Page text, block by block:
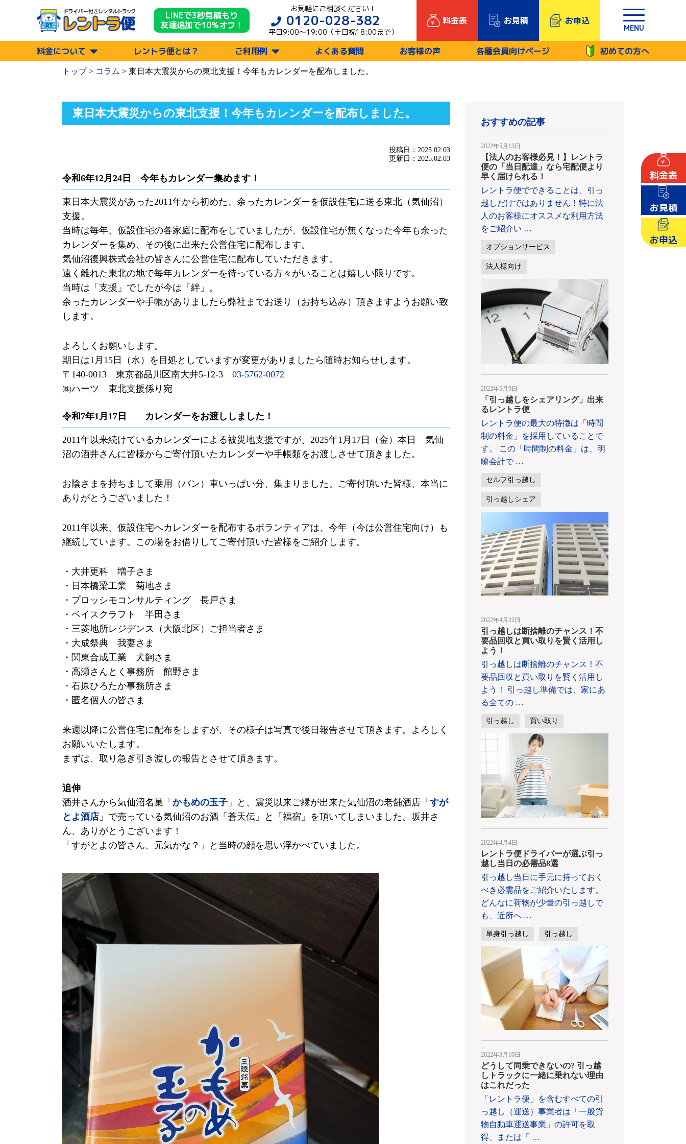
料金表
お見積
お申込
LINEで3秒見積もり
友達追加で10%オフ！
お気軽にご相談ください！
0120-028-382
平日9:00〜19:00（土日祝18:00まで）
料金表 お見積 お申込
MENU
料金について レントラ便とは？ ご利用例 よくある質問 お客様の声 各種会員向けページ 初めての方へ
トップ> コラム > 東日本大震災からの東北支援！今年もカレンダーを配布しました。
東日本大震災からの東北支援！今年もカレンダーを配布しました。
投稿日：2025.02.03
更新日：2025.02.03
令和6年12月24日 今年もカレンダー集めます！
東日本大震災があった2011年から初めた、余ったカレンダーを仮設住宅に送る東北（気仙沼）
支援。
当時は毎年、仮設住宅の各家庭に配布をしていましたが、仮設住宅が無くなった今年も余った
カレンダーを集め、その後に出来た公営住宅に配布します。
気仙沼復興株式会社の皆さんに公営住宅に配布していただきます。
遠く離れた東北の地で毎年カレンダーを待っている方々がいることは嬉しい限りです。
当時は「支援」でしたが今は「絆」。
余ったカレンダーや手帳がありましたら弊社までお送り（お持ち込み）頂きますようお願い致
します。
よろしくお願いします。
期日は1月15日（水）を目処としていますが変更がありましたら随時お知らせします。
〒140-0013 東京都品川区南大井5-12-3 03-5762-0072
㈱ハーツ 東北支援係り宛
令和7年1月17日 カレンダーをお渡ししました！
2011年以来続けているカレンダーによる被災地支援ですが、2025年1月17日（金）本日 気仙
沼の酒井さんに皆様からご寄付頂いたカレンダーや手帳類をお渡しさせて頂きました。
お陰さまを持ちまして乗用（バン）車いっぱい分、集まりました。ご寄付頂いた皆様、本当に
ありがとうございました！
2011年以来、仮設住宅へカレンダーを配布するボランティアは、今年（今は公営住宅向け）も
継続しています。この場をお借りしてご寄付頂いた皆様をご紹介します。
・大井更科 増子さま
・日本橋梁工業 菊地さま
・プロッシモコンサルティング 長戸さま
・ベイスクラフト 半田さま
・三菱地所レジデンス（大阪北区）ご担当者さま
・大成祭典 我妻さま
・関東合成工業 犬飼さま
・高瀬さんとく事務所 館野さま
・石原ひろたか事務所さま
・匿名個人の皆さま
来週以降に公営住宅に配布をしますが、その様子は写真で後日報告させて頂きます。よろしく
お願いいたします。
まずは、取り急ぎ引き渡しの報告とさせて頂きます。
追伸
酒井さんから気仙沼名菓「 かもめの玉子 」と、震災以来ご縁が出来た気仙沼の老舗酒店「 すが
とよ酒店 」で売っている気仙沼のお酒「蒼天伝」と「福宿」を頂いてしまいました。坂井さ
ん、ありがとうございます！
「すがとよの皆さん、元気かな？」と当時の顔を思い浮かべていました。
おすすめの記事
2022年5月13日
【法人のお客様必見！】レントラ
便の「当日配達」なら宅配便より
早く届けられる！
レントラ便でできることは、引っ
越しだけではありません！特に法
人のお客様にオススメな利用方法
をご紹介い …
オプションサービス
法人様向け
2022年5月9日
「引っ越しをシェアリング」出来
るレントラ便
レントラ便の最大の特徴は「時間
制の料金」を採用していることで
す。 この「時間制の料金」は、明
瞭会計で …
セルフ引っ越し
引っ越しシェア
2022年4月22日
引っ越しは断捨離のチャンス！不
要品回収と買い取りを賢く活用し
よう！
引っ越しは断捨離のチャンス！不
要品回収と買い取りを賢く活用し
よう！ 引っ越し準備では、家にあ
る全ての …
引っ越し 買い取り
2022年4月4日
レントラ便ドライバーが選ぶ引っ
越し当日の必需品8選
引っ越し当日に手元に持っておく
べき必需品をご紹介いたします。
どんなに荷物が少量の引っ越しで
も、近所へ …
単身引っ越し 引っ越し
2022年3月10日
どうして同乗できないの? 引っ越
しトラックに一緒に乗れない理由
はこれだった
「レントラ便」を含むすべての引
っ越し（運送）事業者は「一般貨
物自動車運送事業」の許可を取
得、または「 …